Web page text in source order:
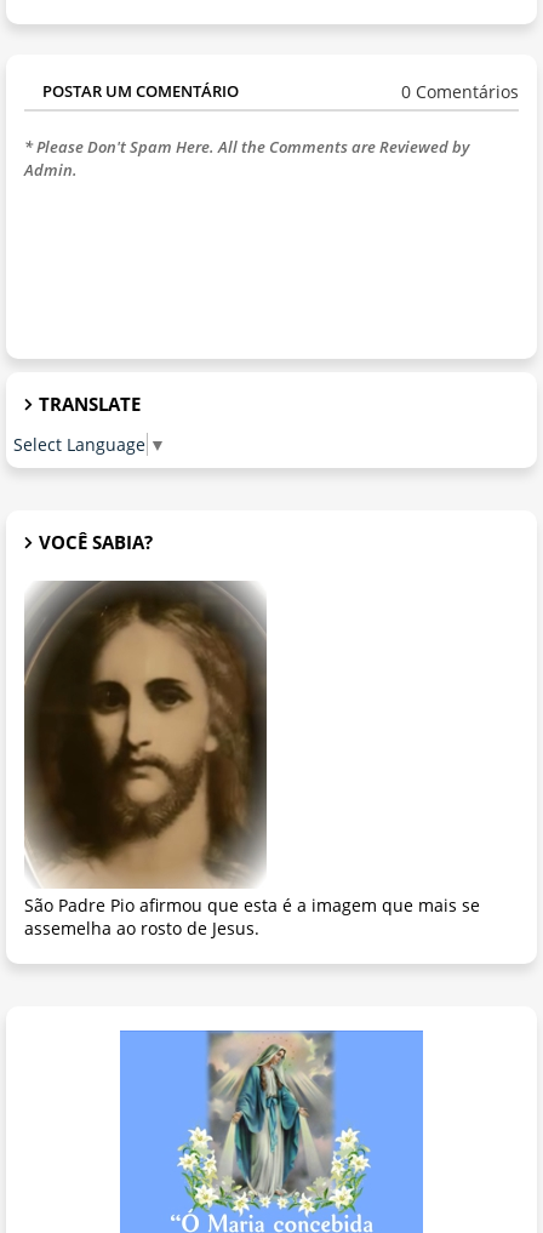
POSTAR UM COMENTÁRIO 0 Comentários
* Please Don't Spam Here. All the Comments are Reviewed by
Admin.
TRANSLATE
Select Language ▼
VOCÊ SABIA?
São Padre Pio afirmou que esta é a imagem que mais se
assemelha ao rosto de Jesus.